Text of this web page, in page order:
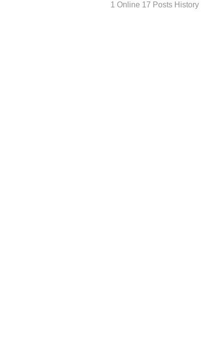
1 Online 17 Posts History